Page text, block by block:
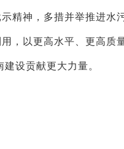
精神，多措并举推进水
，以更高水平、更高
设贡献更大力量。